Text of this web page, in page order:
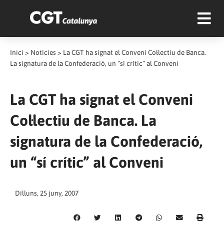
Inici > Notícies > La CGT ha signat el Conveni Col·lectiu de Banca.
La signatura de la Confederació, un “sí crític” al Conveni
La CGT ha signat el Conveni
Col·lectiu de Banca. La
signatura de la Confederació,
un “sí crític” al Conveni
Dilluns, 25 juny, 2007